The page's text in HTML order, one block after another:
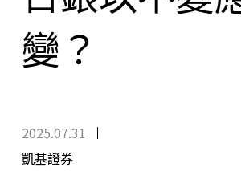
變？
2025.07.31
凱基證券